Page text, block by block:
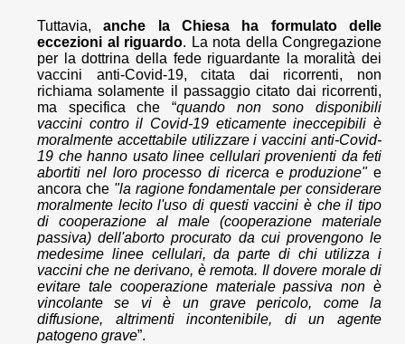
Tuttavia,anche la Chiesa ha formulato delle
eccezioni al riguardo. La nota della Congregazione
per la dottrina della fede riguardante la moralità dei
vaccini anti-Covid-19, citata dai ricorrenti, non
richiama solamente il passaggio citato dai ricorrenti,
ma specifica che “quando non sono disponibili
vaccini contro il Covid-19 eticamente ineccepibili è
moralmente accettabile utilizzare i vaccini anti-Covid-
19 che hanno usato linee cellulari provenienti da feti
abortiti nel loro processo di ricerca e produzione" e
ancora che"la ragione fondamentale per considerare
moralmente lecito l'uso di questi vaccini è che il tipo
di cooperazione al male (cooperazione materiale
passiva) dell'aborto procurato da cui provengono le
medesime linee cellulari, da parte di chi utilizza i
vaccini che ne derivano, è remota. Il dovere morale di
evitare tale cooperazione materiale passiva non è
vincolante se vi è un grave pericolo, come la
diffusione, altrimenti incontenibile, di un agente
patogeno grave”.